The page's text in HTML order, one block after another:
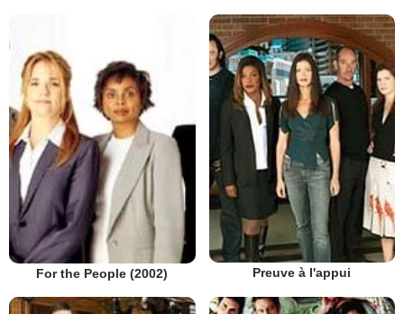
For the People (2002) Preuve à l'appui